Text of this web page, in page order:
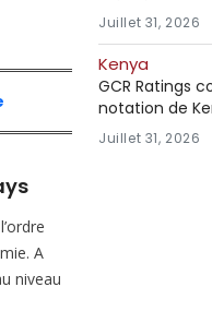
A
niveau
Juillet 31, 2026
Kenya
GCR Ratings
notation de
Juillet 31, 2026